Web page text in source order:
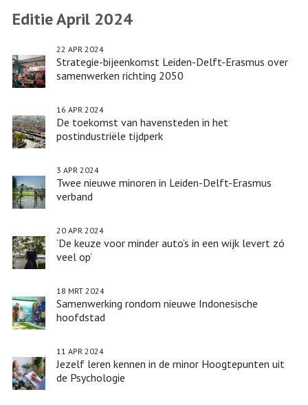
Editie April 2024
Strategie-bijeenkomst Leiden-Delft-Erasmus over
samenwerken richting 2050
22 APR 2024
De toekomst van havensteden in het
postindustriële tijdperk
16 APR 2024
Twee nieuwe minoren in Leiden-Delft-Erasmus
verband
3 APR 2024
‘De keuze voor minder auto’s in een wijk levert zó
veel op’
20 APR 2024
Samenwerking rondom nieuwe Indonesische
hoofdstad
18 MRT 2024
Jezelf leren kennen in de minor Hoogtepunten uit
de Psychologie
11 APR 2024